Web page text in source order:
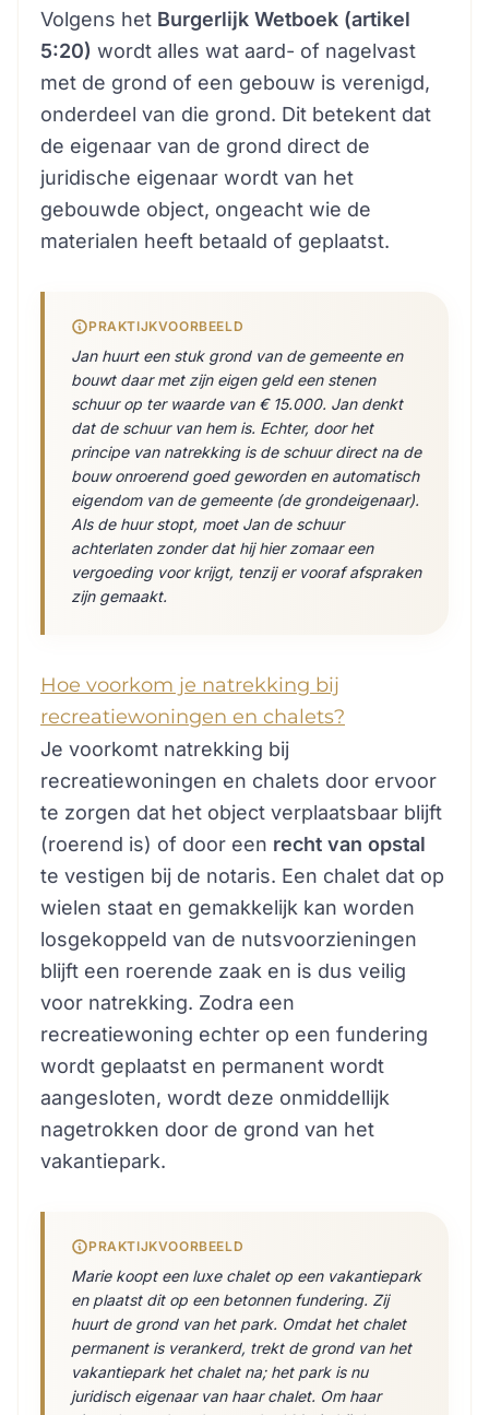
Volgens het Burgerlijk Wetboek (artikel
5:20) wordt alles wat aard- of nagelvast
met de grond of een gebouw is verenigd,
onderdeel van die grond. Dit betekent dat
de eigenaar van de grond direct de
juridische eigenaar wordt van het
gebouwde object, ongeacht wie de
materialen heeft betaald of geplaatst.
PRAKTIJKVOORBEELD
Jan huurt een stuk grond van de gemeente en
bouwt daar met zijn eigen geld een stenen
schuur op ter waarde van € 15.000. Jan denkt
dat de schuur van hem is. Echter, door het
principe van natrekking is de schuur direct na de
bouw onroerend goed geworden en automatisch
eigendom van de gemeente (de grondeigenaar).
Als de huur stopt, moet Jan de schuur
achterlaten zonder dat hij hier zomaar een
vergoeding voor krijgt, tenzij er vooraf afspraken
zijn gemaakt.
Hoe voorkom je natrekking bij
recreatiewoningen en chalets?
Je voorkomt natrekking bij
recreatiewoningen en chalets door ervoor
te zorgen dat het object verplaatsbaar blijft
(roerend is) of door een recht van opstal
te vestigen bij de notaris. Een chalet dat op
wielen staat en gemakkelijk kan worden
losgekoppeld van de nutsvoorzieningen
blijft een roerende zaak en is dus veilig
voor natrekking. Zodra een
recreatiewoning echter op een fundering
wordt geplaatst en permanent wordt
aangesloten, wordt deze onmiddellijk
nagetrokken door de grond van het
vakantiepark.
PRAKTIJKVOORBEELD
Marie koopt een luxe chalet op een vakantiepark
en plaatst dit op een betonnen fundering. Zij
huurt de grond van het park. Omdat het chalet
permanent is verankerd, trekt de grond van het
vakantiepark het chalet na; het park is nu
juridisch eigenaar van haar chalet. Om haar